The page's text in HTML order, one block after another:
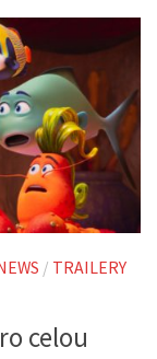
/ TRAILERY
celou